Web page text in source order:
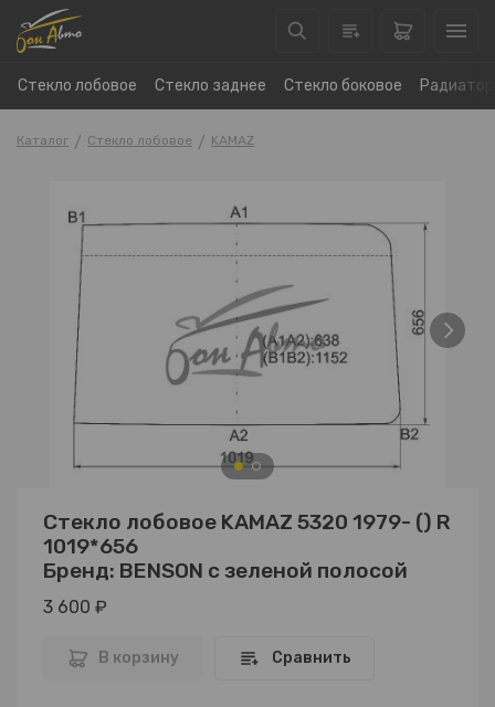
Стекло лобовое Стекло заднее Стекло боковое
Каталог Стекло лобовое KAMAZ
Стекло лобовое KAMAZ 5320 1979- () R
1019*656
Бренд: BENSON с зеленой полосой
3 600 ₽
В корзину Сравнить